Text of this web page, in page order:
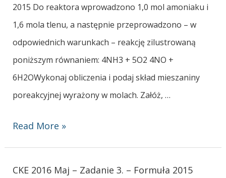
2015 Do reaktora wprowadzono 1,0 mol amoniaku i
1,6 mola tlenu, a następnie przeprowadzono – w
odpowiednich warunkach – reakcję zilustrowaną
poniższym równaniem: 4NH3 + 5O2 4NO +
6H2OWykonaj obliczenia i podaj skład mieszaniny
poreakcyjnej wyrażony w molach. Załóż, …
Read More »
CKE 2016 Maj – Zadanie 3. – Formuła 2015